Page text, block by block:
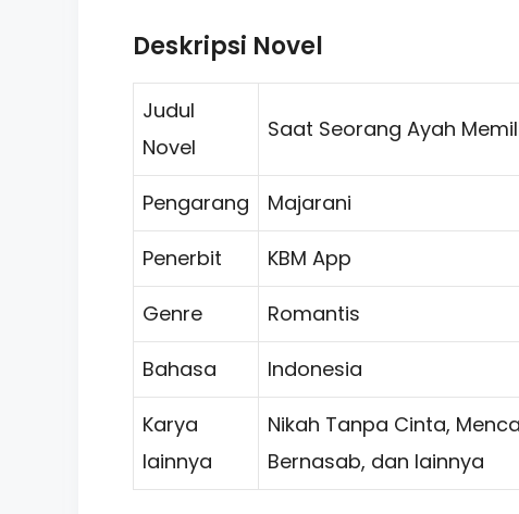
Deskripsi Novel
Judul
Novel
Saat Seorang Ayah
Pengarang Majarani
Penerbit KBM App
Genre Romantis
Bahasa Indonesia
Karya
lainnya
Nikah Tanpa Cinta,
Bernasab, dan lainnya